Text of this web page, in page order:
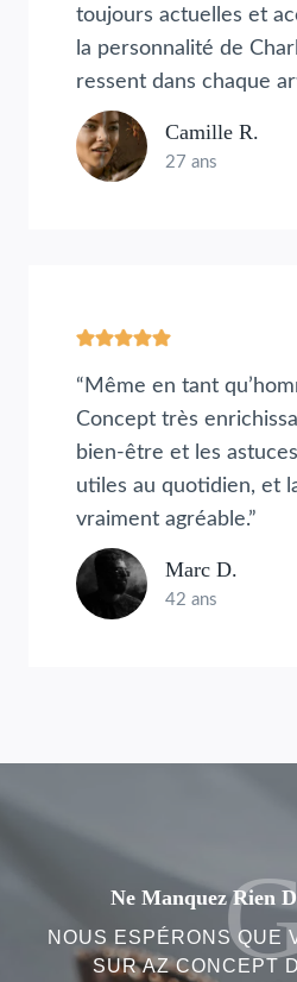
toujours actuelles et
la personnalité de
ressent dans chaque
Camille R.
27 ans
“Même en tant
Concept très
bien-être et les
utiles au quotidien, et
vraiment agréable.”
Marc D.
42 ans
Ne Manquez Rien
NOUS ESPÉRONS QUE
SUR AZ CONCEPT